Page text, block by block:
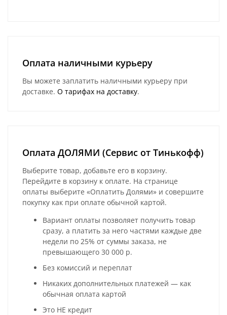
Оплата наличными курьеру
Вы можете заплатить наличными курьеру при
доставке. О тарифах на доставку.
Оплата ДОЛЯМИ (Сервис от Тинькофф)
Выберите товар, добавьте его в корзину.
Перейдите в корзину к оплате. На странице
оплаты выберите «Оплатить Долями» и совершите
покупку как при оплате обычной картой.
Вариант оплаты позволяет получить товар
сразу, а платить за него частями каждые две
недели по 25% от суммы заказа, не
превышающего 30 000 р.
Без комиссий и переплат
Никаких дополнительных платежей — как
обычная оплата картой
Это НЕ кредит